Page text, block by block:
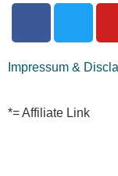
Impressum &
*= Affiliate Link